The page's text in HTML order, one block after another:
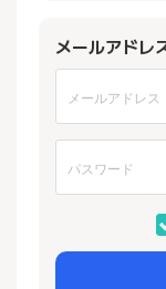
メールアドレ